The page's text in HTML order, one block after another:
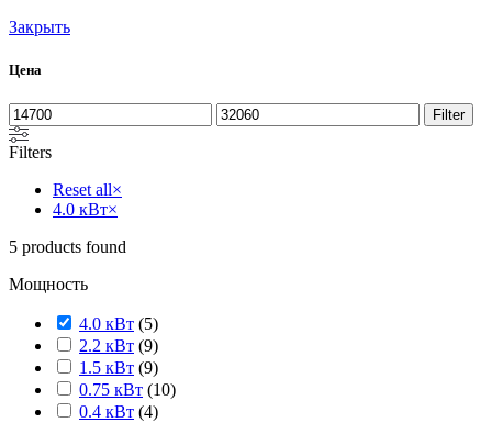
Закрыть
Цена
Filter
Filters
Reset all×
4.0 кВт×
5 products found
Мощность
4.0 кВт (5)
2.2 кВт (9)
1.5 кВт (9)
0.75 кВт (10)
0.4 кВт (4)